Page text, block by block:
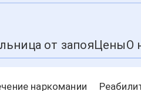
от запояЦеныО
наркомании